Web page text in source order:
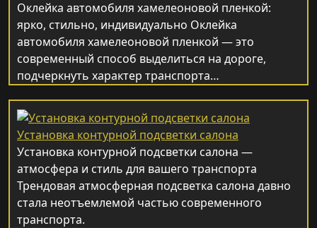
Оклейка автомобиля хамелеоновой пленкой:
ярко, стильно, индивидуально Оклейка
автомобиля хамелеоновой пленкой — это
современный способ выделиться на дороге,
подчеркнуть характер транспорта…
Установка контурной подсветки салона
Установка контурной подсветки салона —
атмосфера и стиль для вашего транспорта
Трендовая атмосферная подсветка салона давно
стала неотъемлемой частью современного
транспорта.